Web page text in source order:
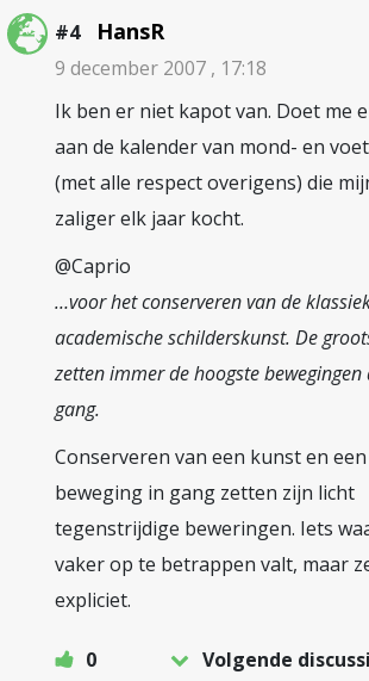
#4 HansR
9 december 2007 , 17:18
Ik ben er niet kapot van. Doet me
aan de kalender van mond- en
(met alle respect overigens) die
zaliger elk jaar kocht.
@Caprio
…voor het conserveren van de
academische schilderskunst. De
zetten immer de hoogste
gang.
Conserveren van een kunst en
beweging in gang zetten zijn licht
tegenstrijdige beweringen. Iets
vaker op te betrappen valt, maar
expliciet.
0
Volgende